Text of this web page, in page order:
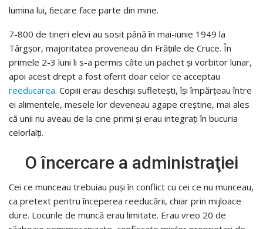
lumina lui, ﬁecare face parte din mine.
7-800 de tineri elevi au sosit până în mai-iunie 1949 la
Târgşor, majoritatea proveneau din Frăţiile de Cruce. În
primele 2-3 luni li s-a permis câte un pachet şi vorbitor lunar,
apoi acest drept a fost oferit doar celor ce acceptau
reeducarea. Copiii erau deschişi sufleteşti, îşi împărţeau între
ei alimentele, mesele lor deveneau agape creştine, mai ales
că unii nu aveau de la cine primi şi erau integraţi în bucuria
celorlalţi.
O încercare a administraţiei
Cei ce munceau trebuiau puşi în conflict cu cei ce nu munceau,
ca pretext pentru începerea reeducării, chiar prin mijloace
dure. Locurile de muncă erau limitate. Erau vreo 20 de